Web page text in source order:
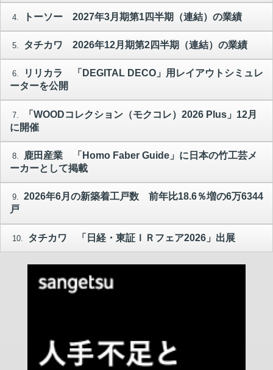
4. トーソー 2027年3月期第1四半期（連結）の業績
5. タチカワ 2026年12月期第2四半期（連結）の業績
6.
リリカラ 「DEGITAL DECO」用レイアウトシミュレ
ーターを公開
7.
「WOODコレクション（モクコレ）2026 Plus」12月
に開催
8.
鹿田産業 「Homo Faber Guide」に日本の竹工芸メ
ーカーとして掲載
9. 2026年6月の新築着工戸数 前年比18.6％増の6万6344
戸
10. タチカワ 「日経・東証ＩＲフェア2026」出展